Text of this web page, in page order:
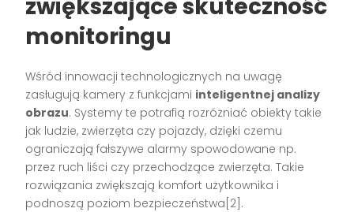
zwiększające skuteczność
monitoringu
Wśród innowacji technologicznych na uwagę
zasługują kamery z funkcjami inteligentnej analizy
obrazu. Systemy te potrafią rozróżniać obiekty takie
jak ludzie, zwierzęta czy pojazdy, dzięki czemu
ograniczają fałszywe alarmy spowodowane np.
przez ruch liści czy przechodzące zwierzęta. Takie
rozwiązania zwiększają komfort użytkownika i
podnoszą poziom bezpieczeństwa[2].